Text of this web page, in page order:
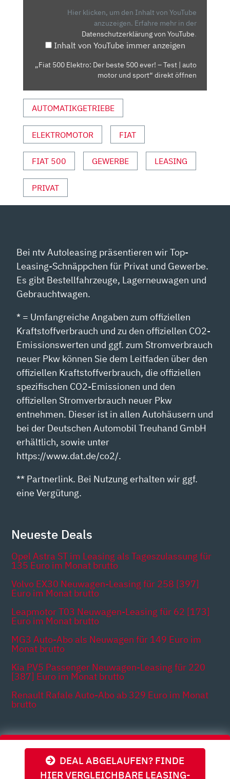
DEAL ABGELAUFEN? FINDE
HIER VERGLEICHBARE LEASING-
TEST
MOTOR
UND
VON
YOUTUBE
ANZEIGEN
Hier klicken, um den Inhalt von YouTube
anzuzeigen. Erfahre mehr in der
Datenschutzerklärung von YouTube.
Inhalt von YouTube immer anzeigen
„Fiat 500 Elektro: Der beste 500 ever! – Test | auto
motor und sport“ direkt öffnen
AUTOMATIKGETRIEBE
ELEKTROMOTOR FIAT
FIAT 500 GEWERBE LEASING
PRIVAT
Bei ntv Autoleasing präsentieren wir Top-
Leasing-Schnäppchen für Privat und Gewerbe.
Es gibt Bestellfahrzeuge, Lagerneuwagen und
Gebrauchtwagen.
* = Umfangreiche Angaben zum offiziellen
Kraftstoffverbrauch und zu den offiziellen CO2-
Emissionswerten und ggf. zum Stromverbrauch
neuer Pkw können Sie dem Leitfaden über den
offiziellen Kraftstoffverbrauch, die offiziellen
spezifischen CO2-Emissionen und den
offiziellen Stromverbrauch neuer Pkw
entnehmen. Dieser ist in allen Autohäusern und
bei der Deutschen Automobil Treuhand GmbH
erhältlich, sowie unter
https://www.dat.de/co2/.
** Partnerlink. Bei Nutzung erhalten wir ggf.
eine Vergütung.
Neueste Deals
Opel Astra ST im Leasing als Tageszulassung für
135 Euro im Monat brutto
Volvo EX30 Neuwagen-Leasing für 258 [397]
Euro im Monat brutto
Leapmotor T03 Neuwagen-Leasing für 62 [173]
Euro im Monat brutto
MG3 Auto-Abo als Neuwagen für 149 Euro im
Monat brutto
Kia PV5 Passenger Neuwagen-Leasing für 220
[387] Euro im Monat brutto
Renault Rafale Auto-Abo ab 329 Euro im Monat
brutto